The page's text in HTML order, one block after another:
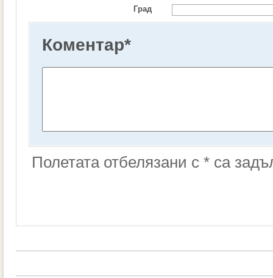
Град
Коментар*
Полетата отбелязани с * са